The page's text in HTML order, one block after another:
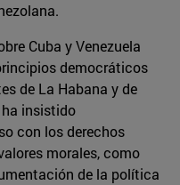
Cuba y Venezuela
democráticos
de La Habana y de
insistido
con los derechos
morales, como
de la política